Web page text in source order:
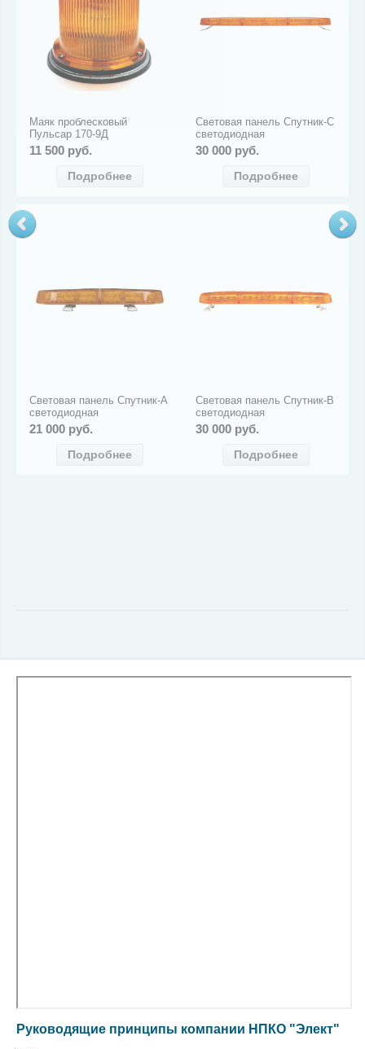
Маяк проблесковый
Пульсар 170-9Д
11 500 руб.
Подробнее
Световая панель Спутник-С
светодиодная
30 000 руб.
Подробнее
Световая панель Спутник-А
светодиодная
21 000 руб.
Подробнее
Световая панель Спутник-В
светодиодная
30 000 руб.
Подробнее
Руководящие принципы компании НПКО "Элект"